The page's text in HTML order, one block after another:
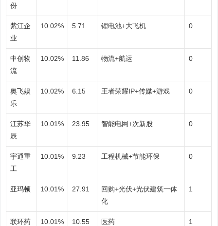
份
紫江企
业
10.02% 5.71 锂电池+大飞机 0
中创物
流
10.02% 11.86 物流+航运 0
奥飞娱
乐
10.02% 6.15 王者荣耀IP+传媒+游戏 0
江苏华
辰
10.01% 23.95 智能电网+次新股 0
宇通重
工
10.01% 9.23 工程机械+节能环保 0
亚玛顿 10.01% 27.91
回购+光伏+光伏建筑一体
化
1
联环药
10.01% 10.55 医药 1